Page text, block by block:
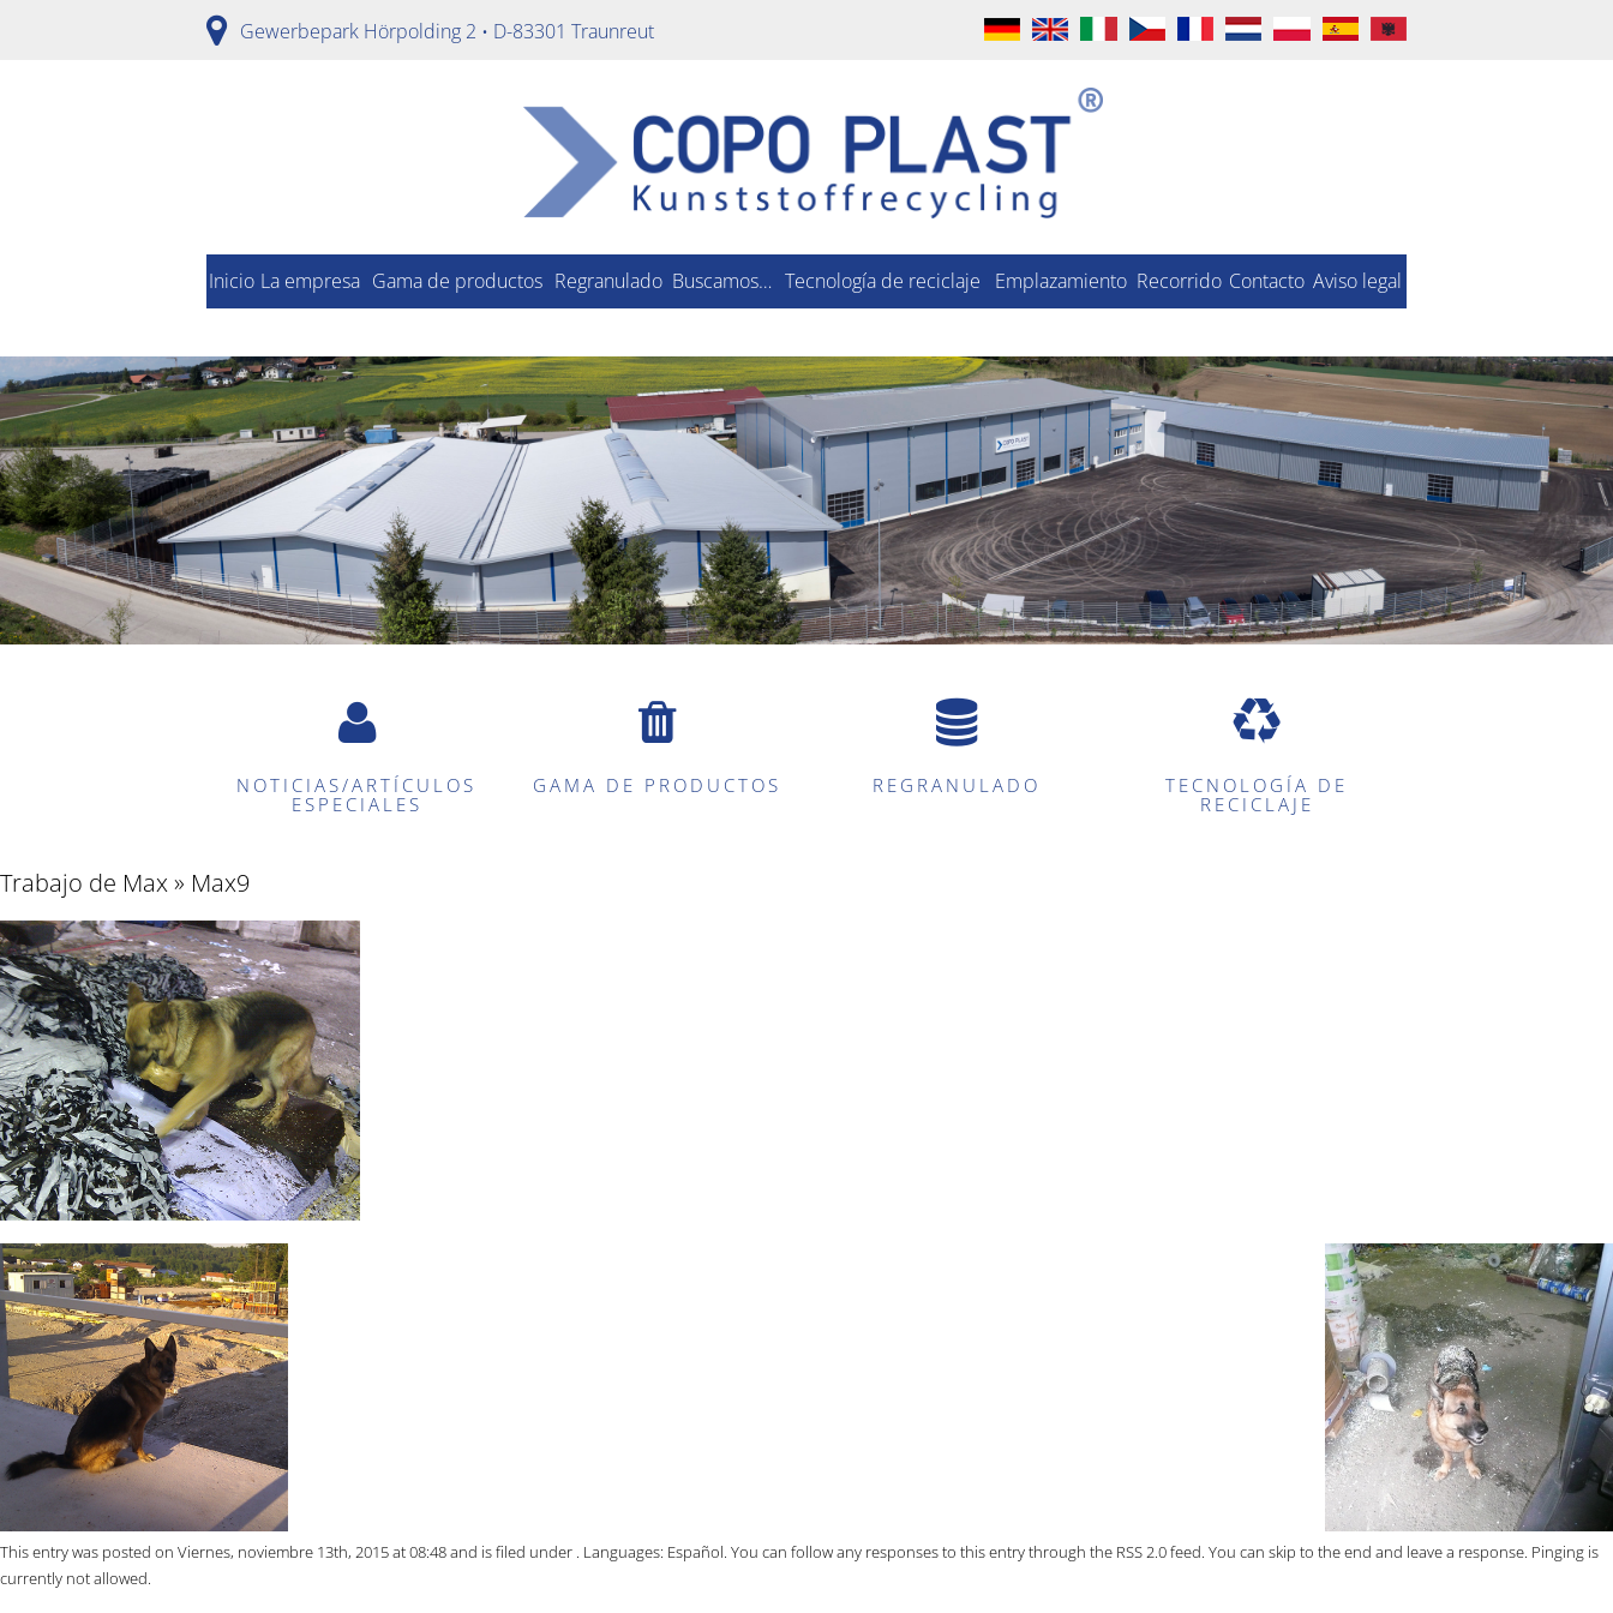
Gewerbepark Hörpolding 2 • D-83301 Traunreut
Inicio La empresa Gama de productos Regranulado Buscamos… Tecnología de reciclaje Emplazamiento Recorrido Contacto Aviso legal
NOTICIAS/ARTÍCULOS
ESPECIALES
GAMA DE PRODUCTOS REGRANULADO
TECNOLOGÍA DE
RECICLAJE
Trabajo de Max» Max9
This entry was posted on Viernes, noviembre 13th, 2015 at 08:48 and is filed under . Languages: Español. You can follow any responses to this entry through the RSS 2.0feed. You can skip to the end and leave a response. Pinging is
currently not allowed.